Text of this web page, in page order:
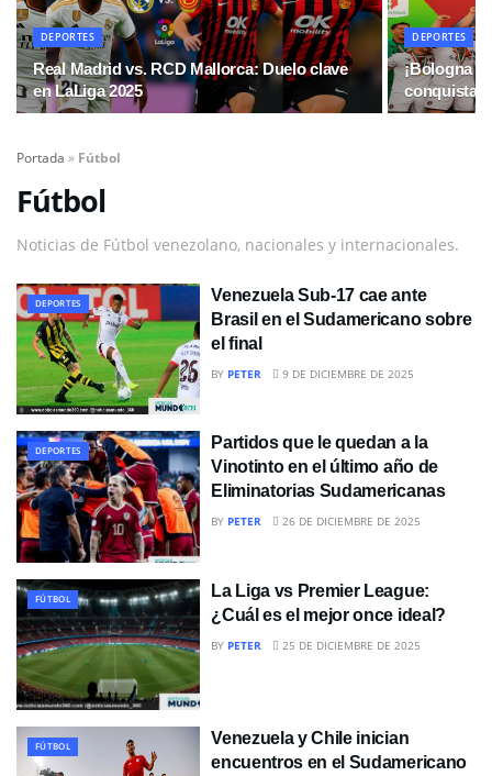
DEPORTES
Real Madrid vs. RCD Mallorca: Duelo clave
en LaLiga 2025
DEPORTES
¡Bologna
conquista
Portada » Fútbol
Fútbol
Noticias de Fútbol venezolano, nacionales y internacionales.
DEPORTES
Venezuela Sub-17 cae ante
Brasil en el Sudamericano sobre
el final
BY PETER 9 DE DICIEMBRE DE 2025
DEPORTES
Partidos que le quedan a la
Vinotinto en el último año de
Eliminatorias Sudamericanas
BY PETER 26 DE DICIEMBRE DE 2025
FÚTBOL
La Liga vs Premier League:
¿Cuál es el mejor once ideal?
BY PETER 25 DE DICIEMBRE DE 2025
FÚTBOL
Venezuela y Chile inician
encuentros en el Sudamericano